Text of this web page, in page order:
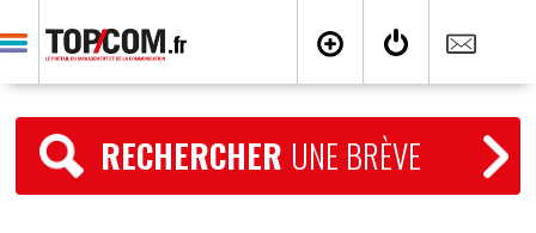
RECHERCHER UNE BRÈVE